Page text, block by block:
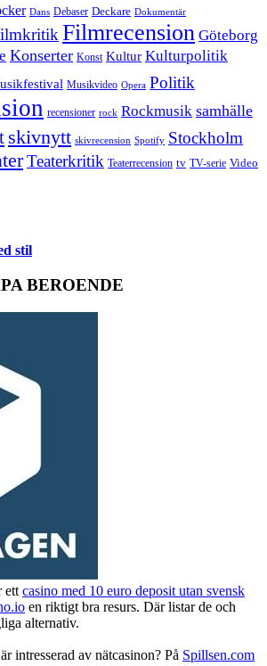
Dans Debaser Deckare Dokumentär
Filmrecension Göteborg
Konserter Konst Kultur Kulturpolitik
Musikvideo Opera Politik
recensioner rock Rockmusik samhälle
skivnytt skivrecension Spotify Stockholm
Teaterkritik Teaterrecension tv TV-serie Video
stil
BEROENDE
ett casino med 10 euro deposit utan svensk
en riktigt bra resurs. Där listar de och
alternativ.
intresserad av nätcasinon? På Spillsen.com